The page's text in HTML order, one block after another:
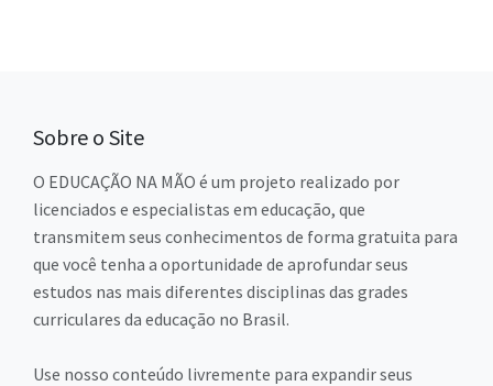
Sobre o Site
O EDUCAÇÃO NA MÃO é um projeto realizado por
licenciados e especialistas em educação, que
transmitem seus conhecimentos de forma gratuita para
que você tenha a oportunidade de aprofundar seus
estudos nas mais diferentes disciplinas das grades
curriculares da educação no Brasil.
Use nosso conteúdo livremente para expandir seus